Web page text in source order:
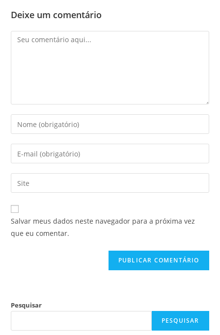
Deixe um comentário
Salvar meus dados neste navegador para a próxima vez
que eu comentar.
Pesquisar
PESQUISAR